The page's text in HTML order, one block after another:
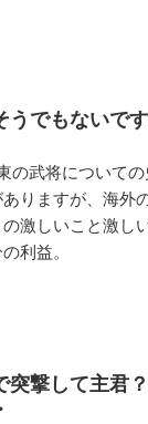
でもないです
の武将について
りますが、海外
激しいこと激し
利益。
突撃して主君